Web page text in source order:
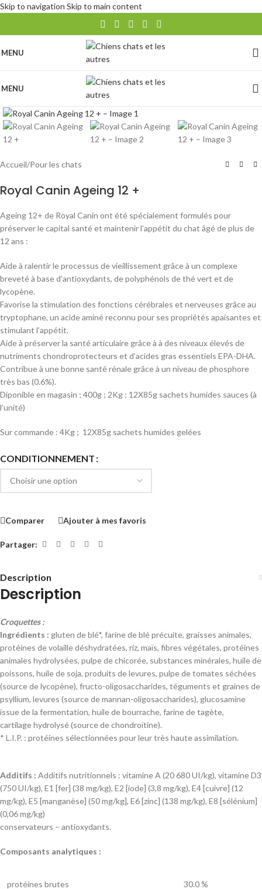
Skip to navigation Skip to main content
MENU
MENU
Accueil/Pour les chats
Royal Canin Ageing 12 +
Ageing 12+ de Royal Canin ont été spécialement formulés pour
préserver le capital santé et maintenir l’appétit du chat âgé de plus de
12 ans :
Aide à ralentir le processus de vieillissement grâce à un complexe
breveté à base d’antioxydants, de polyphénols de thé vert et de
lycopène.
Favorise la stimulation des fonctions cérébrales et nerveuses grâce au
tryptophane, un acide aminé reconnu pour ses propriétés apaisantes et
stimulant l’appétit.
Aide à préserver la santé articulaire grâce à à des niveaux élevés de
nutriments chondroprotecteurs et d’acides gras essentiels EPA-DHA.
Contribue à une bonne santé rénale grâce à un niveau de phosphore
très bas (0.6%).
Diponible en magasin ; 400g ; 2Kg ; 12X85g sachets humides sauces (à
l’unité)
Sur commande : 4Kg ; 12X85g sachets humides gelées
CONDITIONNEMENT
Comparer Ajouter à mes favoris
Partager:
Description
Description
Croquettes :
Ingrédients : gluten de blé*, farine de blé précuite, graisses animales,
protéines de volaille déshydratées, riz, maïs, fibres végétales, protéines
animales hydrolysées, pulpe de chicorée, substances minérales, huile de
poissons, huile de soja, produits de levures, pulpe de tomates séchées
(source de lycopène), fructo-oligosaccharides, téguments et graines de
psyllium, levures (source de mannan-oligosaccharides), glucosamine
issue de la fermentation, huile de bourrache, farine de tagète,
cartilage hydrolysé (source de chondroïtine).
* L.I.P. : protéines sélectionnées pour leur très haute assimilation.
Additifs : Additifs nutritionnels : vitamine A (20 680 UI/kg), vitamine D3
(750 UI/kg), E1 [fer] (38 mg/kg), E2 [iode] (3,8 mg/kg), E4 [cuivre] (12
mg/kg), E5 [manganèse] (50 mg/kg], E6 [zinc] (138 mg/kg), E8 [sélénium]
(0,06 mg/kg)
conservateurs – antioxydants.
Composants analytiques :
protéines brutes 30.0 %